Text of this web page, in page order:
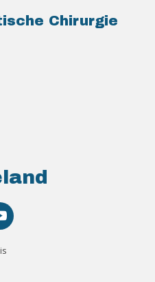
Chirurgie